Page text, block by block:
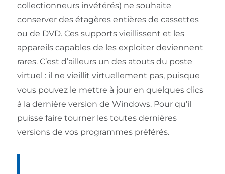
collectionneurs invétérés) ne souhaite
conserver des étagères entières de cassettes
ou de DVD. Ces supports vieillissent et les
appareils capables de les exploiter deviennent
rares. C’est d’ailleurs un des atouts du poste
virtuel : il ne vieillit virtuellement pas, puisque
vous pouvez le mettre à jour en quelques clics
à la dernière version de Windows. Pour qu’il
puisse faire tourner les toutes dernières
versions de vos programmes préférés.